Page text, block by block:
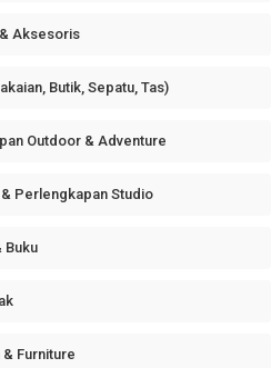
Aksesoris
Butik, Sepatu, Tas)
Outdoor & Adventure
Perlengkapan Studio
Buku
Furniture